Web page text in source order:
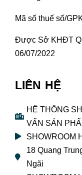
Mã số thuế số/
Được Sở KHĐT
06/07/2022
LIÊN HỆ
HỆ THỐNG
VẤN SẢN
SHOWROOM
18 Quang
Ngãi